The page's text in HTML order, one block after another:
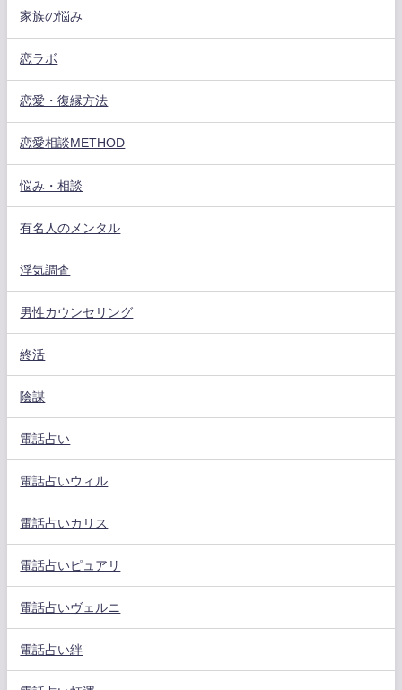
家族の悩み
恋ラボ
恋愛・復縁方法
恋愛相談METHOD
悩み・相談
有名人のメンタル
浮気調査
男性カウンセリング
終活
陰謀
電話占い
電話占いウィル
電話占いカリス
電話占いピュアリ
電話占いヴェルニ
電話占い絆